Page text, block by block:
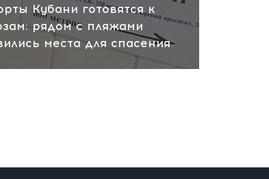
Кубани готовятся к
рядом с пляжами
места для спасения